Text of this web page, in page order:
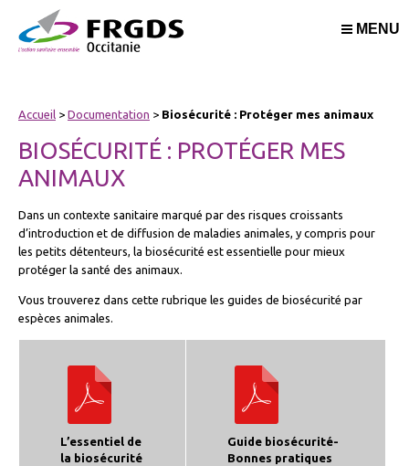
MENU
Accueil > Documentation > Biosécurité : Protéger mes animaux
BIOSÉCURITÉ : PROTÉGER MES
ANIMAUX
Dans un contexte sanitaire marqué par des risques croissants
d’introduction et de diffusion de maladies animales, y compris pour
les petits détenteurs, la biosécurité est essentielle pour mieux
protéger la santé des animaux.
Vous trouverez dans cette rubrique les guides de biosécurité par
espèces animales.
L’essentiel de
la biosécurité
Guide biosécurité-
Bonnes pratiques